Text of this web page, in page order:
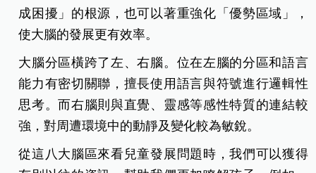
成困擾」的根源，也可以著重強化「優勢區域」，
使大腦的發展更有效率。
大腦分區橫跨了左、右腦。位在左腦的分區和語言
能力有密切關聯，擅長使用語言與符號進行邏輯性
思考。而右腦則與直覺、靈感等感性特質的連結較
強，對周遭環境中的動靜及變化較為敏銳。
從這八大腦區來看兒童發展問題時，我們可以獲得